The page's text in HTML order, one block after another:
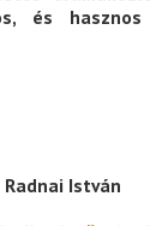
és
Radnai István